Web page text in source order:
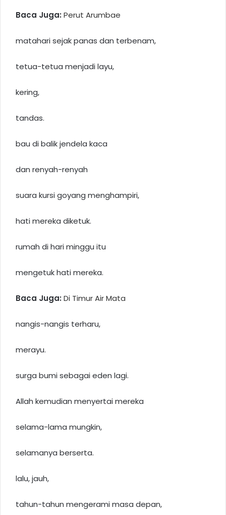
Baca Juga: Perut Arumbae
matahari sejak panas dan terbenam,
tetua-tetua menjadi layu,
kering,
tandas.
bau di balik jendela kaca
dan renyah-renyah
suara kursi goyang menghampiri,
hati mereka diketuk.
rumah di hari minggu itu
mengetuk hati mereka.
Baca Juga: Di Timur Air Mata
nangis-nangis terharu,
merayu.
surga bumi sebagai eden lagi.
Allah kemudian menyertai mereka
selama-lama mungkin,
selamanya berserta.
lalu, jauh,
tahun-tahun mengerami masa depan,